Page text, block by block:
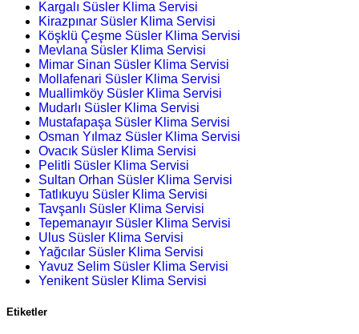
Kargalı Süsler Klima Servisi
Kirazpınar Süsler Klima Servisi
Köşklü Çeşme Süsler Klima Servisi
Mevlana Süsler Klima Servisi
Mimar Sinan Süsler Klima Servisi
Mollafenari Süsler Klima Servisi
Muallimköy Süsler Klima Servisi
Mudarlı Süsler Klima Servisi
Mustafapaşa Süsler Klima Servisi
Osman Yılmaz Süsler Klima Servisi
Ovacık Süsler Klima Servisi
Pelitli Süsler Klima Servisi
Sultan Orhan Süsler Klima Servisi
Tatlıkuyu Süsler Klima Servisi
Tavşanlı Süsler Klima Servisi
Tepemanayır Süsler Klima Servisi
Ulus Süsler Klima Servisi
Yağcılar Süsler Klima Servisi
Yavuz Selim Süsler Klima Servisi
Yenikent Süsler Klima Servisi
Etiketler